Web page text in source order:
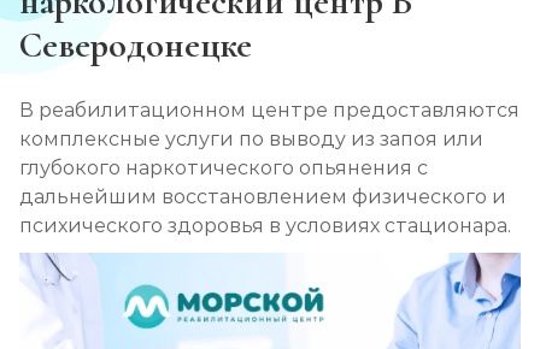
Северодонецке
В реабилитационном центре предоставляются
комплексные услуги по выводу из запоя или
глубокого наркотического опьянения с
дальнейшим восстановлением физического и
психического здоровья в условиях стационара.